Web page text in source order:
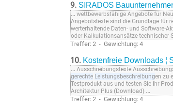
9. SIRADOS
... wettbewerbsfähige Angebote für
Angebotstexte sind die Grundlage für
werterhaltende Daten- und Software-
oder Kalkulationsansätze technischer
Treffer: 2 - Gewichtung: 4
10. Kostenfreie Downloads ¦
... Ausschreibungstexte
gerechte Leistungsbeschreibungen zu
Testprodukt aus und testen Sie Ihr
Architektur Plus (Download) ...
Treffer: 2 - Gewichtung: 4